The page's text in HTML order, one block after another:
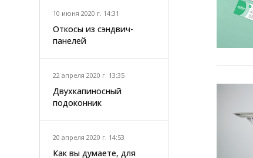
10 июня 2020 г. 14:31
Откосы из сэндвич-
панелей
22 апреля 2020 г. 13:35
Двухкапиносный
подоконник
20 апреля 2020 г. 14:53
Как вы думаете, для